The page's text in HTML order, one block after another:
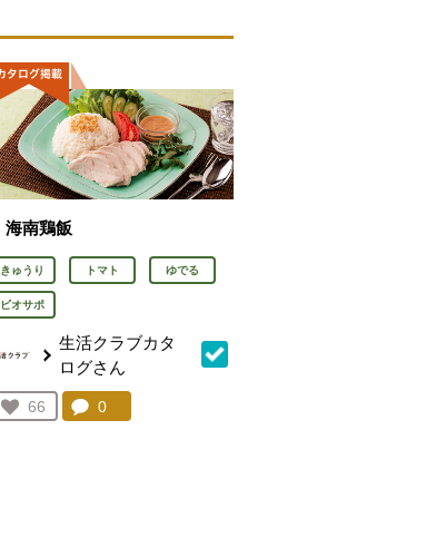
海南鶏飯
きゅうり トマト ゆでる
ビオサポ
生活クラブカタ
ログさん
お気に入り登録：
66
人が登録
コメント：
0件。コメントを見る。